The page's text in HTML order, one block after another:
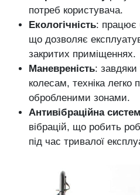
потреб користувача.
Екологічність: працює
що дозволяє
закритих приміщеннях.
Маневреність:
колесам, техніка легко
обробленими зонами.
Антивібраційна
вібрацій, що робить
під час тривалої